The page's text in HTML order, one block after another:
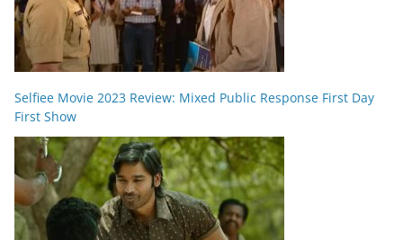
Selfiee Movie 2023 Review: Mixed Public Response First Day
First Show